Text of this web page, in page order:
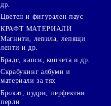
др.
Цветен и фигурален паус
КРАФТ МАТЕРИАЛИ
Магнити, лепила, лепящи
ленти и др.
Брадс, капси, копчета и др.
Скрабукинг албуми и
материали за тях
Брокат, пудри, перфектни
перли